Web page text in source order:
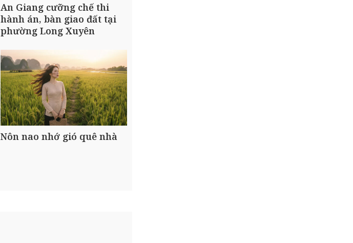
An Giang cưỡng chế thi
hành án, bàn giao đất tại
phường Long Xuyên
Nôn nao nhớ gió quê nhà